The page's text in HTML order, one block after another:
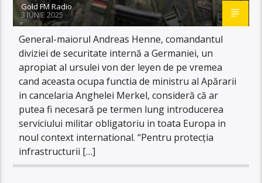
Gold FM Radio
3 IUNIE 2025
General-maiorul Andreas Henne, comandantul
diviziei de securitate internă a Germaniei, un
apropiat al ursulei von der leyen de pe vremea
cand aceasta ocupa functia de ministru al Apărarii
in cancelaria Anghelei Merkel, consideră că ar
putea fi necesară pe termen lung introducerea
serviciului militar obligatoriu in toata Europa in
noul context international. “Pentru protecţia
infrastructurii […]